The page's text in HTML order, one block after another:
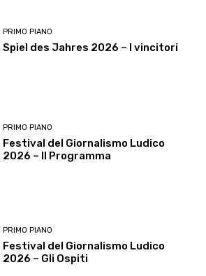
PRIMO PIANO
Spiel des Jahres 2026 – I vincitori
PRIMO PIANO
Festival del Giornalismo Ludico
2026 – Il Programma
PRIMO PIANO
Festival del Giornalismo Ludico
2026 – Gli Ospiti